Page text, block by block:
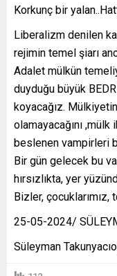
Korkunç bir
Liberalizm denilen
rejimin temel şiarı
Adalet mülkün
duyduğu büyük
koyacağız.
olamayacağını
beslenen vampirleri
Bir gün gelecek bu
hırsızlıkta, yer
Bizler, çocuklarımız,
25-05-2024/
Süleyman